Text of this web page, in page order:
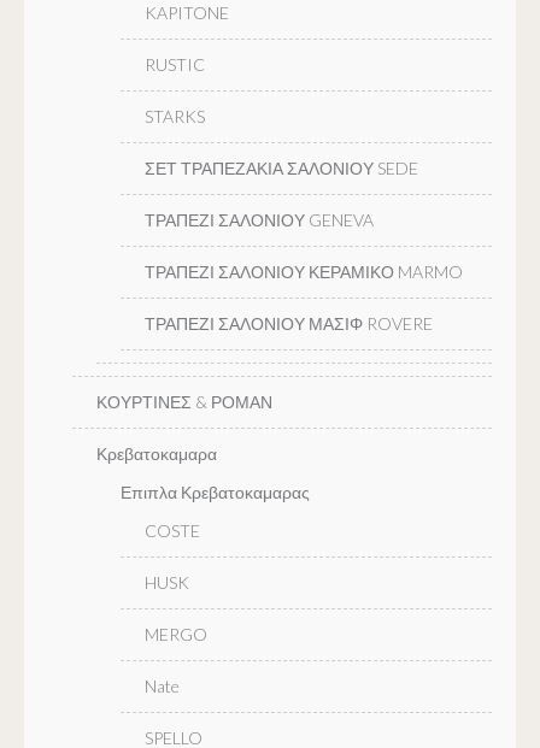
KAPITONE
RUSTIC
STARKS
ΣΕΤ ΤΡΑΠΕΖΑΚΙΑ ΣΑΛΟΝΙΟΥ SEDE
ΤΡΑΠΕΖΙ ΣΑΛΟΝΙΟΥ GENEVA
ΤΡΑΠΕΖΙ ΣΑΛΟΝΙΟΥ ΚΕΡΑΜΙΚΟ MARMO
ΤΡΑΠΕΖΙ ΣΑΛΟΝΙΟΥ ΜΑΣΙΦ ROVERE
ΚΟΥΡΤΙΝΕΣ & ΡΟΜΑΝ
Κρεβατοκαμαρα
Επιπλα Κρεβατοκαμαρας
COSTE
HUSK
MERGO
Nate
SPELLO